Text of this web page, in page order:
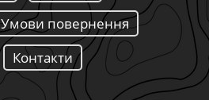
Умови повернення
Контакти